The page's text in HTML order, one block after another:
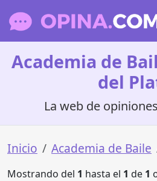
Academia de
del
La web de
Inicio Academia de Baile
Mostrando del 1 hasta el 1 de 1